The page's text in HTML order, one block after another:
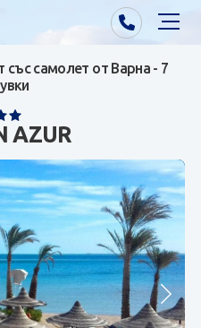
Бургас
със самолет от Варна - 7
AZUR